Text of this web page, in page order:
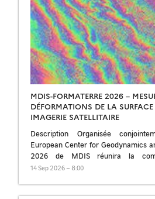
MDIS-FORMATERRE 2026 –
DÉFORMATIONS DE LA SURFACE
IMAGERIE SATELLITAIRE
Description Organisée
European Center for Geodynamics
2026 de MDIS réunira la
travaillant sur la mesure des
14 Sep 2026 – 8:00